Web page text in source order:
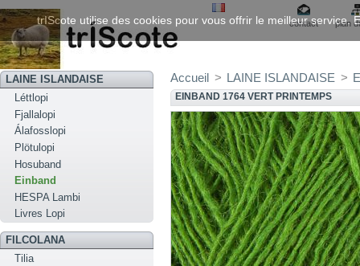
contact plan
LAINE ISLANDAISE
Léttlopi
Fjallalopi
Álafosslopi
Plötulopi
Hosuband
Einband
HESPA Lambi
Livres Lopi
FILCOLANA
Tilia
Accueil > LAINE ISLANDAISE >
EINBAND 1764 VERT PRINTEMPS
trIScote utilise des cookies pour vous offrir le meilleur